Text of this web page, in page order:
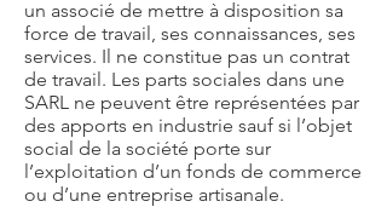
un associé de mettre à disposition sa
force de travail, ses connaissances, ses
services. Il ne constitue pas un contrat
de travail. Les parts sociales dans une
SARL ne peuvent être représentées par
des apports en industrie sauf si l’objet
social de la société porte sur
l’exploitation d’un fonds de commerce
ou d’une entreprise artisanale.